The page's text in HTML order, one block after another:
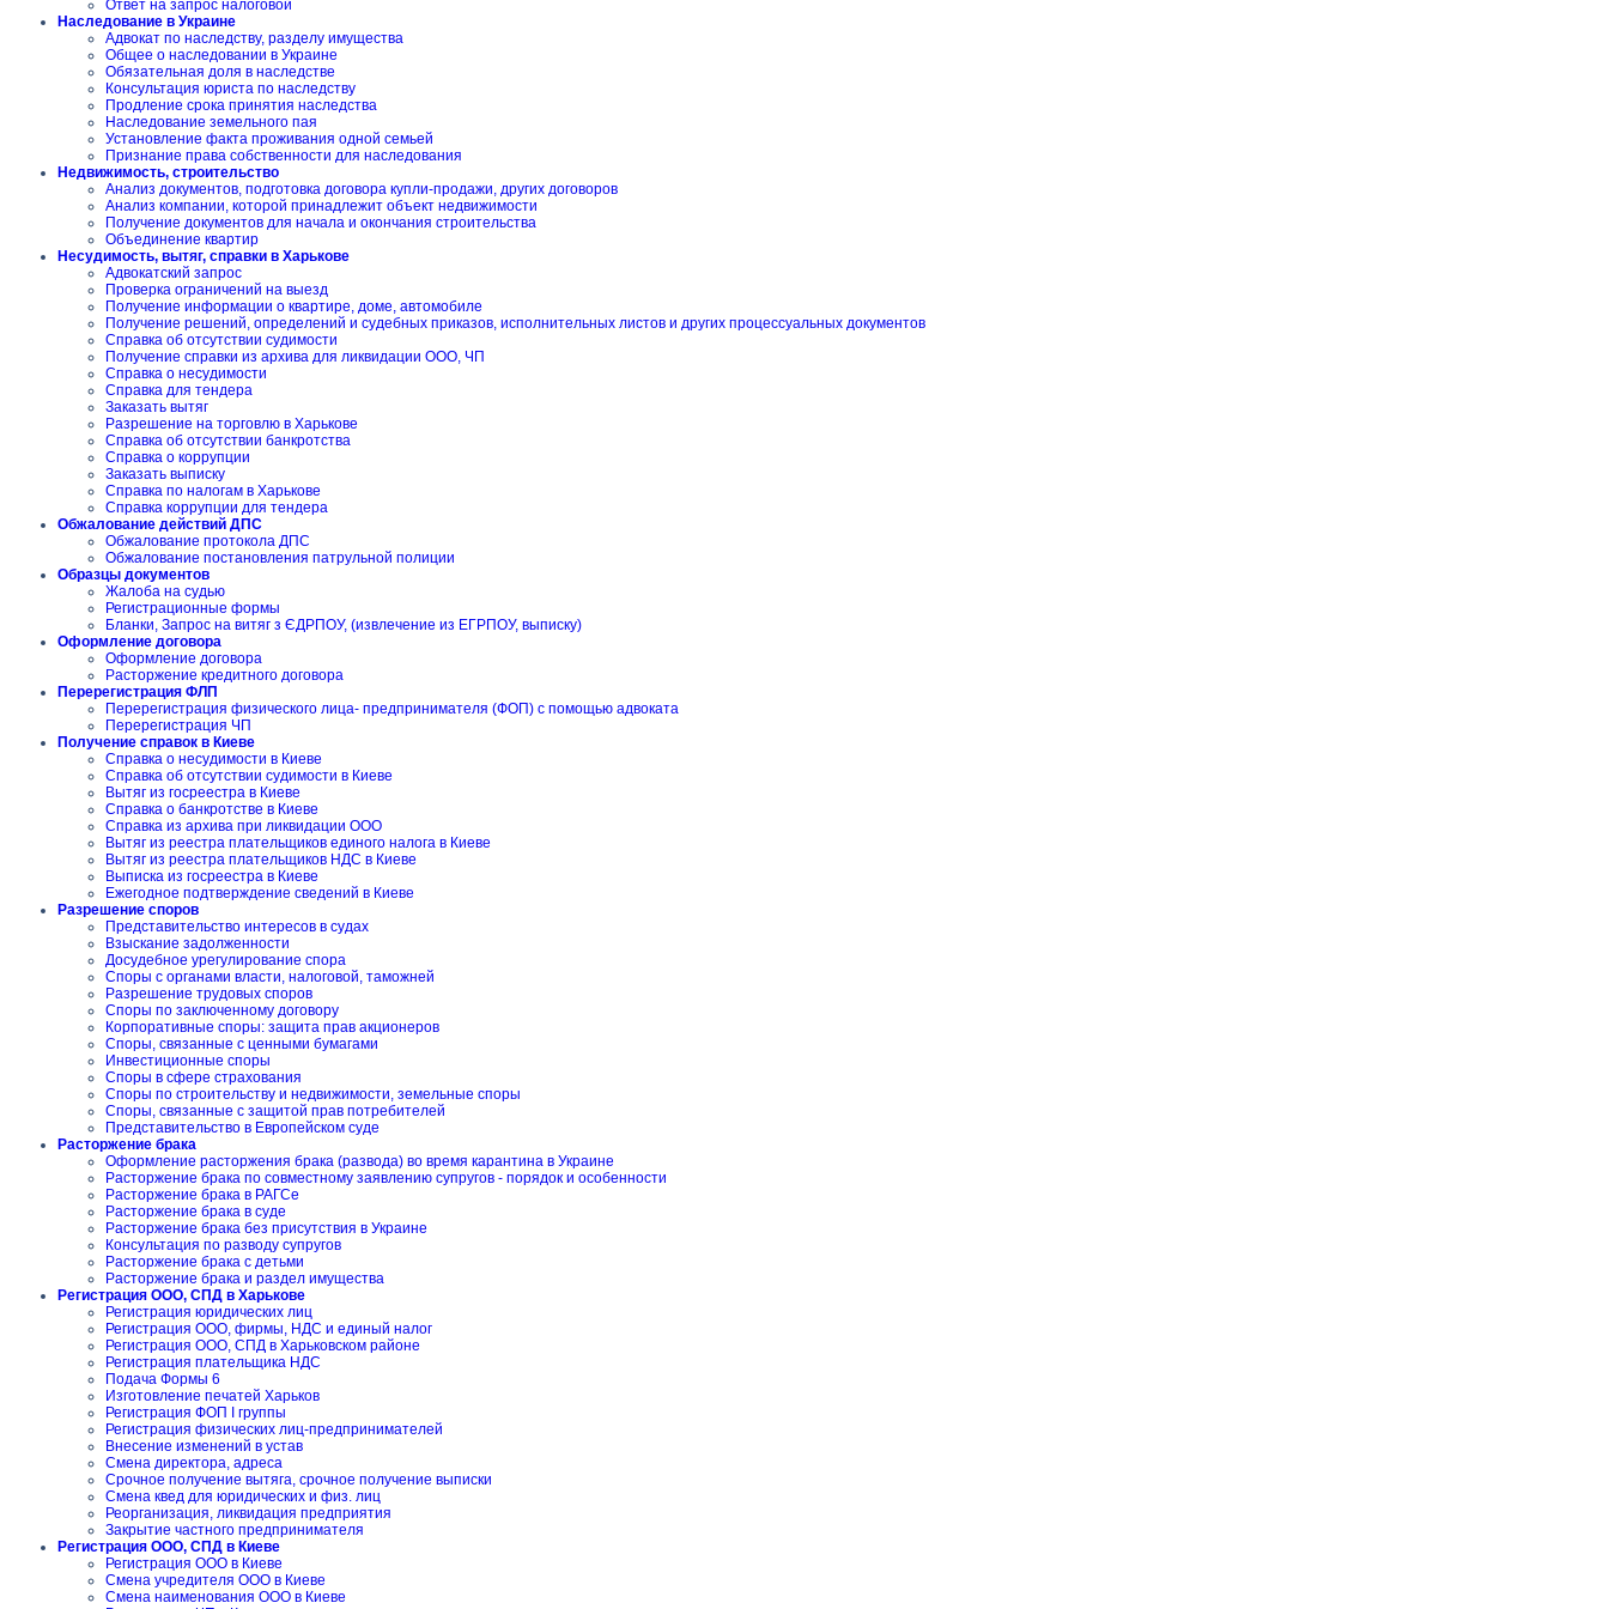
Ответ на запрос налоговой
Наследование в Украине
Адвокат по наследству, разделу имущества
Общее о наследовании в Украине
Обязательная доля в наследстве
Консультация юриста по наследству
Продление срока принятия наследства
Наследование земельного пая
Установление факта проживания одной семьей
Признание права собственности для наследования
Недвижимость, строительство
Анализ документов, подготовка договора купли-продажи, других договоров
Анализ компании, которой принадлежит объект недвижимости
Получение документов для начала и окончания строительства
Объединение квартир
Несудимость, вытяг, справки в Харькове
Адвокатский запрос
Проверка ограничений на выезд
Получение информации о квартире, доме, автомобиле
Получение решений, определений и судебных приказов, исполнительных листов и других процессуальных документов
Справка об отсутствии судимости
Получение справки из архива для ликвидации ООО, ЧП
Справка о несудимости
Справка для тендера
Заказать вытяг
Разрешение на торговлю в Харькове
Справка об отсутствии банкротства
Справка о коррупции
Заказать выписку
Справка по налогам в Харькове
Справка коррупции для тендера
Обжалование действий ДПС
Обжалование протокола ДПС
Обжалование постановления патрульной полиции
Образцы документов
Жалоба на судью
Регистрационные формы
Бланки, Запрос на витяг з ЄДРПОУ, (извлечение из ЕГРПОУ, выписку)
Оформление договора
Оформление договора
Расторжение кредитного договора
Перерегистрация ФЛП
Перерегистрация физического лица- предпринимателя (ФОП) с помощью адвоката
Перерегистрация ЧП
Получение справок в Киеве
Справка о несудимости в Киеве
Справка об отсутствии судимости в Киеве
Вытяг из госреестра в Киеве
Справка о банкротстве в Киеве
Справка из архива при ликвидации ООО
Вытяг из реестра плательщиков единого налога в Киеве
Вытяг из реестра плательщиков НДС в Киеве
Выписка из госреестра в Киеве
Ежегодное подтверждение сведений в Киеве
Разрешение споров
Представительство интересов в судах
Взыскание задолженности
Досудебное урегулирование спора
Споры с органами власти, налоговой, таможней
Разрешение трудовых споров
Споры по заключенному договору
Корпоративные споры: защита прав акционеров
Споры, связанные с ценными бумагами
Инвестиционные споры
Споры в сфере страхования
Споры по строительству и недвижимости, земельные споры
Споры, связанные с защитой прав потребителей
Представительство в Европейском суде
Расторжение брака
Оформление расторжения брака (развода) во время карантина в Украине
Расторжение брака по совместному заявлению супругов - порядок и особенности
Расторжение брака в РАГСе
Расторжение брака в суде
Расторжение брака без присутствия в Украине
Консультация по разводу супругов
Расторжение брака с детьми
Расторжение брака и раздел имущества
Регистрация ООО, СПД в Харькове
Регистрация юридических лиц
Регистрация ООО, фирмы, НДС и единый налог
Регистрация ООО, СПД в Харьковском районе
Регистрация плательщика НДС
Подача Формы 6
Изготовление печатей Харьков
Регистрация ФОП I группы
Регистрация физических лиц-предпринимателей
Внесение изменений в устав
Смена директора, адреса
Срочное получение вытяга, срочное получение выписки
Смена квед для юридических и физ. лиц
Реорганизация, ликвидация предприятия
Закрытие частного предпринимателя
Регистрация ООО, СПД в Киеве
Регистрация ООО в Киеве
Смена учредителя ООО в Киеве
Смена наименования ООО в Киеве